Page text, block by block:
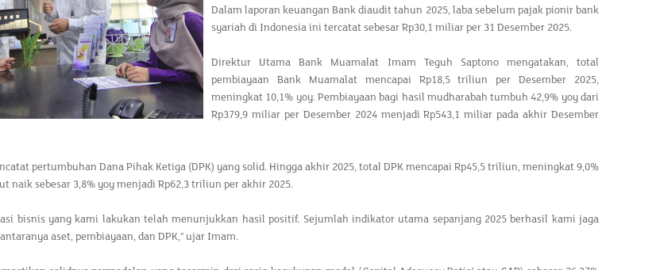
Dalam laporan keuangan Bank diaudit tahun 2025, laba sebelum pajak pionir bank
syariah di Indonesia ini tercatat sebesar Rp30,1 miliar per 31 Desember 2025.
Direktur Utama Bank Muamalat Imam Teguh Saptono mengatakan, total
pembiayaan Bank Muamalat mencapai Rp18,5 triliun per Desember 2025,
meningkat 10,1% yoy. Pembiayaan bagi hasil mudharabah tumbuh 42,9% yoy dari
Rp379,9 miliar per Desember 2024 menjadi Rp543,1 miliar pada akhir Desember
pertumbuhan Dana Pihak Ketiga (DPK) yang solid. Hingga akhir 2025, total DPK mencapai Rp45,5 triliun, meningkat 9,0%
naik sebesar 3,8% yoy menjadi Rp62,3 triliun per akhir 2025.
bisnis yang kami lakukan telah menunjukkan hasil positif. Sejumlah indikator utama sepanjang 2025 berhasil kami jaga
aset, pembiayaan, dan DPK," ujar Imam.